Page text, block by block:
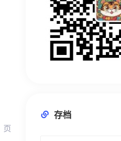
页
存档